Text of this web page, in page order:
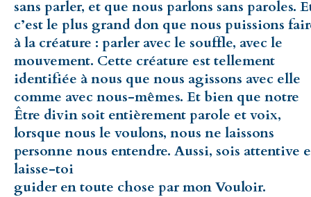
sans parler, et que nous parlons sans paroles.
c’est le plus grand don que nous puissions
à la créature : parler avec le souffle, avec le
mouvement. Cette créature est tellement
identifiée à nous que nous agissons avec elle
comme avec nous-mêmes. Et bien que notre
Être divin soit entièrement parole et voix,
lorsque nous le voulons, nous ne laissons
personne nous entendre. Aussi, sois attentive
laisse-toi
guider en toute chose par mon Vouloir.